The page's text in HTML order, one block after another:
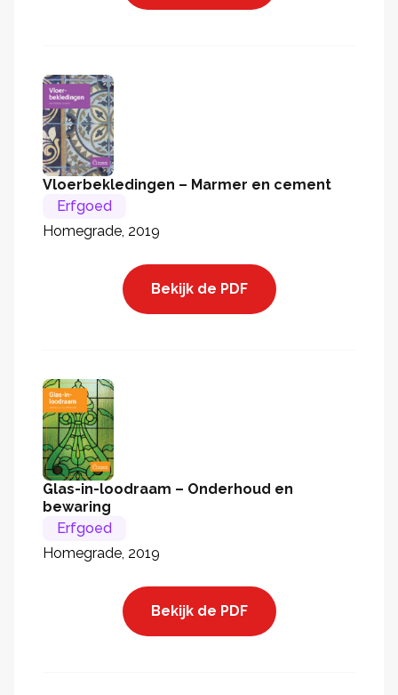
Vloerbekledingen – Marmer en cement
Erfgoed
Homegrade, 2019
Bekijk de PDF
Glas-in-loodraam – Onderhoud en
bewaring
Erfgoed
Homegrade, 2019
Bekijk de PDF